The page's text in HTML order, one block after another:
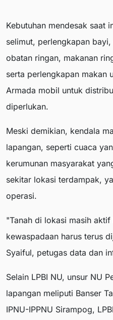
Kebutuhan mendesak saat
selimut, perlengkapan
obatan ringan, makanan
serta perlengkapan makan
Armada mobil untuk
diperlukan.
Meski demikian, kendala
lapangan, seperti cuaca
kerumunan masyarakat
sekitar lokasi terdampak,
operasi.
"Tanah di lokasi masih
kewaspadaan harus terus
Syaiful, petugas data dan
Selain LPBI NU, unsur NU
lapangan meliputi Banser
IPNU-IPPNU Sirampog,